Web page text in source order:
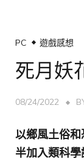
PC 遊戲感想
死月妖
08/24/2022
以鄉風土俗
半加入類科學